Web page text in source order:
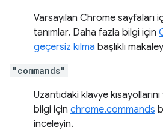
Varsayılan Chrome sayfaları
tanımlar. Daha fazla bilgi için
geçersiz kılma başlıklı
"commands"
Uzantıdaki klavye
bilgi için chrome.commands
inceleyin.